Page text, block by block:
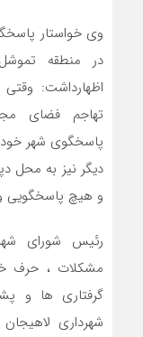
وی خواستار
در منطقه
اظهارداشت:
تهاجم فضای
پاسخگوی شهر
دیگر نیز به محل
و هیچ پاسخگویی
رئیس شورای
مشکلات ، حرف
گرفتاری ها و
شهرداری